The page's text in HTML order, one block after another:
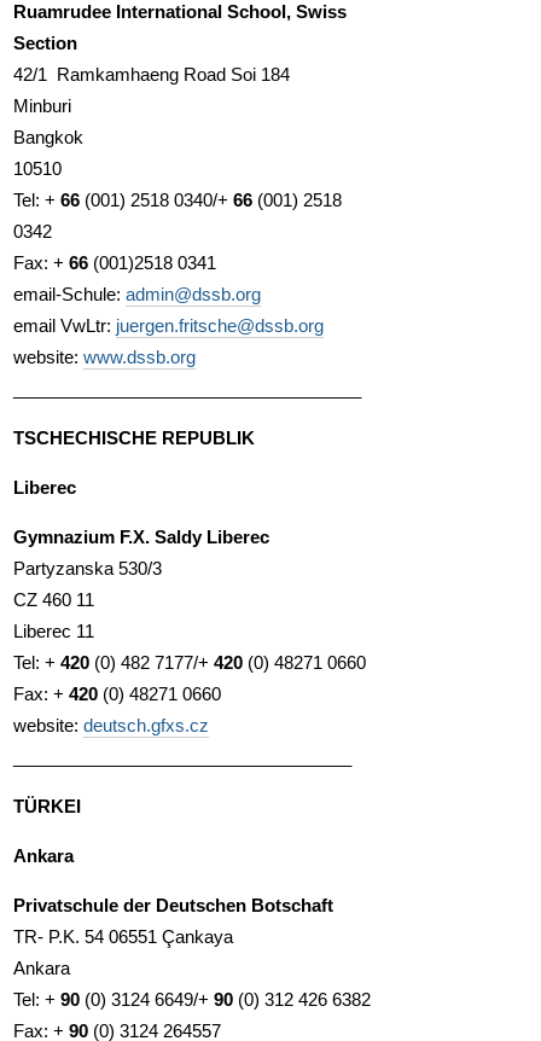
Ruamrudee International School, Swiss
Section
42/1 Ramkamhaeng Road Soi 184
Minburi
Bangkok
10510
Tel: + 66(001) 2518 0340/+ 66(001) 2518
0342
Fax: + 66(001)2518 0341
email-Schule: admin@dssb.org
email VwLtr: juergen.fritsche@dssb.org
website: www.dssb.org
TSCHECHISCHE REPUBLIK
Liberec
Gymnazium F.X. Saldy Liberec
Partyzanska 530/3
CZ 460 11
Liberec 11
Tel: + 420(0) 482 7177/+ 420(0) 48271 0660
Fax: + 420(0) 48271 0660
website: deutsch.gfxs.cz
TÜRKEI
Ankara
Privatschule der Deutschen Botschaft
TR- P.K. 54 06551 Çankaya
Ankara
Tel: + 90(0) 3124 6649/+ 90(0) 312 426 6382
Fax: + 90(0) 3124 264557